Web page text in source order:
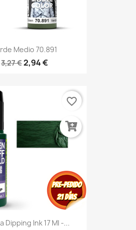
Medio 70.891
3,27 €2,94 €
Dipping Ink 17 Ml -...
favorite_border